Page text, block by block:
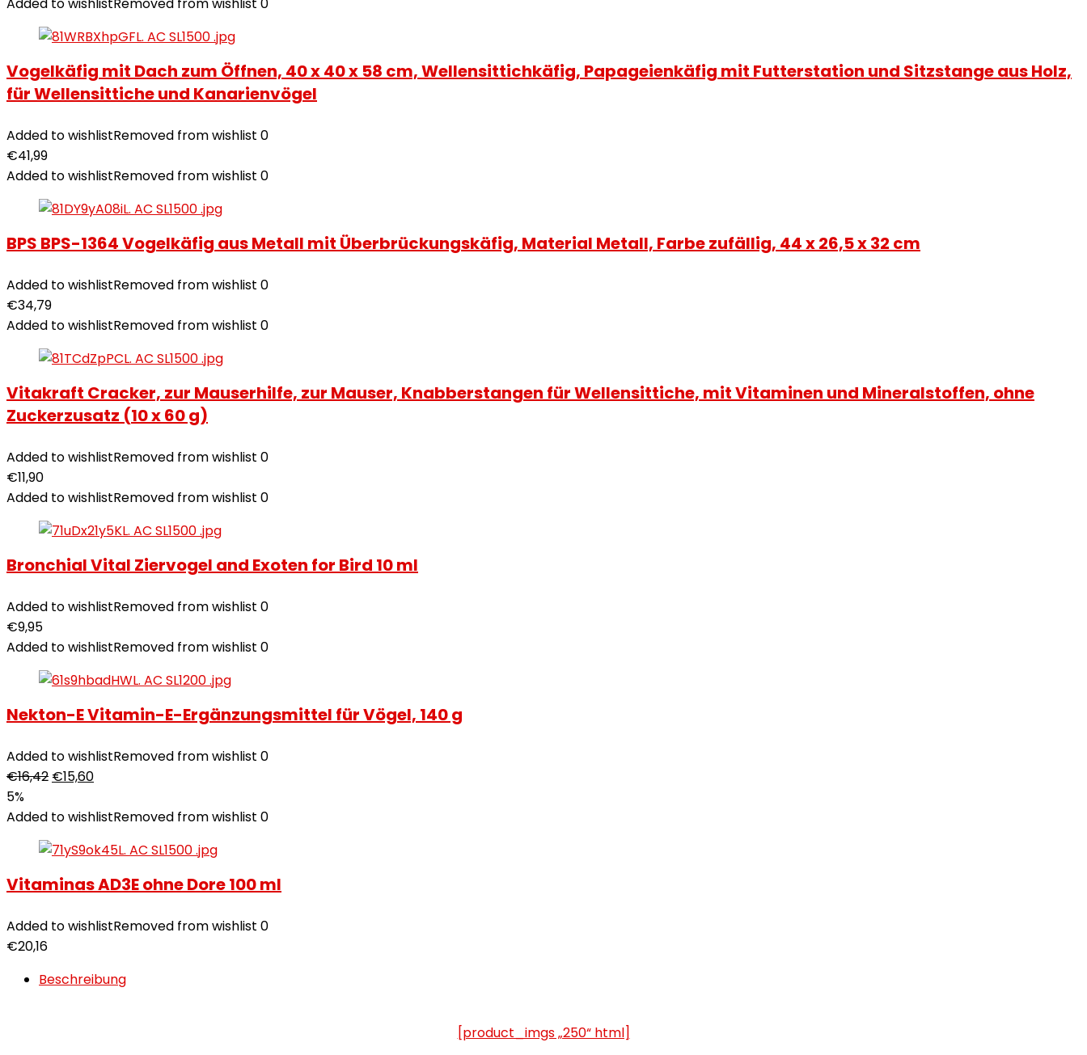
Vogelkäfig mit Dach zum Öffnen, 40 x 40 x 58 cm, Wellensittichkäfig, Papageienkäfig mit Futterstation und Sitzstange aus Holz,
für Wellensittiche und Kanarienvögel
Added to wishlistRemoved from wishlist 0
€41,99
Added to wishlistRemoved from wishlist 0
BPS BPS-1364 Vogelkäfig aus Metall mit Überbrückungskäfig, Material Metall, Farbe zufällig, 44 x 26,5 x 32 cm
Added to wishlistRemoved from wishlist 0
€34,79
Added to wishlistRemoved from wishlist 0
Vitakraft Cracker, zur Mauserhilfe, zur Mauser, Knabberstangen für Wellensittiche, mit Vitaminen und Mineralstoffen, ohne
Zuckerzusatz (10 x 60 g)
Added to wishlistRemoved from wishlist 0
€11,90
Added to wishlistRemoved from wishlist 0
Bronchial Vital Ziervogel and Exoten for Bird 10 ml
Added to wishlistRemoved from wishlist 0
€9,95
Added to wishlistRemoved from wishlist 0
Nekton-E Vitamin-E-Ergänzungsmittel für Vögel, 140 g
Added to wishlistRemoved from wishlist 0
€16,42 €15,60
5%
Added to wishlistRemoved from wishlist 0
Vitaminas AD3E ohne Dore 100 ml
Added to wishlistRemoved from wishlist 0
€20,16
Beschreibung
[product_imgs „250“ html]